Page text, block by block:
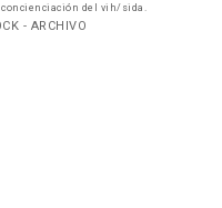
del vih/sida.
- ARCHIVO